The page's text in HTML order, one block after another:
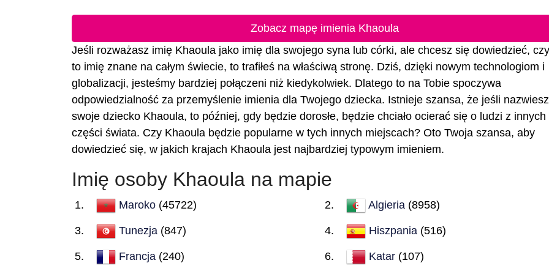
Zobacz mapę imienia Khaoula
Jeśli rozważasz imię Khaoula jako imię dla swojego syna lub córki, ale chcesz się dowiedzieć,
to imię znane na całym świecie, to trafiłeś na właściwą stronę. Dziś, dzięki nowym technologiom i
globalizacji, jesteśmy bardziej połączeni niż kiedykolwiek. Dlatego to na Tobie spoczywa
odpowiedzialność za przemyślenie imienia dla Twojego dziecka. Istnieje szansa, że jeśli nazwiesz
swoje dziecko Khaoula, to później, gdy będzie dorosłe, będzie chciało ocierać się o ludzi z innych
części świata. Czy Khaoula będzie popularne w tych innych miejscach? Oto Twoja szansa, aby
dowiedzieć się, w jakich krajach Khaoula jest najbardziej typowym imieniem.
Imię osoby Khaoula na mapie
Maroko (45722) Algieria(8958)
Tunezja (847) Hiszpania(516)
Francja (240) Katar(107)